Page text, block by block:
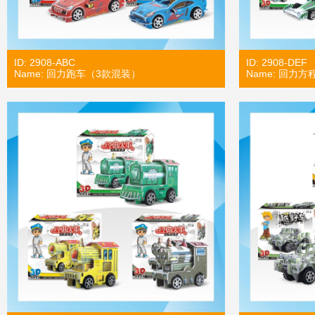
ID: 2908-ABC
Name: 回力跑车（3款混装）
ID: 2908-DEF
Name: 回力方